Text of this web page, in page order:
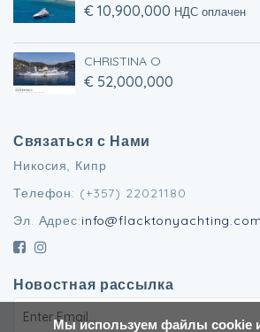
€ 10,900,000 НДС оплачен
CHRISTINA O
€ 52,000,000
Связаться с Нами
Никосия, Кипр
Телефон: (+357) 22021180
Эл. Адрес:info@flacktonyachting.com
Новостная рассылка
Мы используем файлы cookie